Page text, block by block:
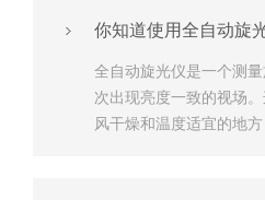
你知道使用全自动旋
全自动旋光仪是一个测
次出现亮度一致的视场
风干燥和温度适宜的地方